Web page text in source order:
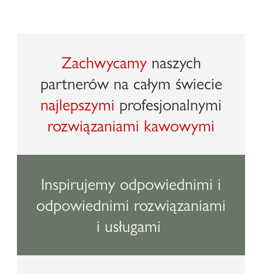
Zachwycamy naszych
partnerów na całym świecie
najlepszymi profesjonalnymi
rozwiązaniami kawowymi
Inspirujemy odpowiednimi i
odpowiednimi rozwiązaniami
i usługami